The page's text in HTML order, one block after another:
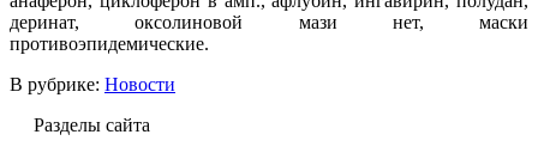
деринат, оксолиновой мази нет, маски
противоэпидемические.
В рубрике: Новости
Разделы сайта